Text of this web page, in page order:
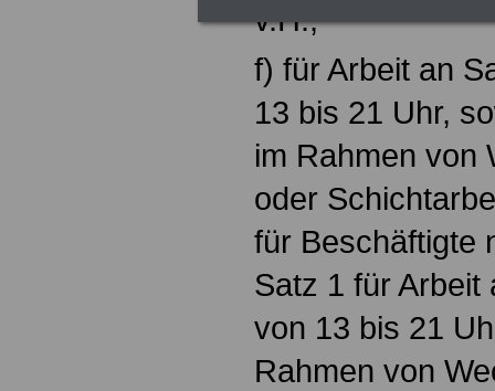
v.H.,
f) für Arbeit an
13 bis 21 Uhr,
im Rahmen von
oder
für Beschäftigte
Satz 1 für Arbeit
von 13 bis 21
Rahmen von